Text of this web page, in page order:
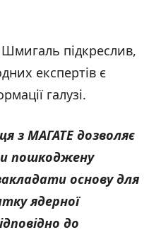
Шмигаль підкреслив,
експертів є
галузі.
з МАГАТЕ дозволяє
пошкоджену
основу для
ядерної
до